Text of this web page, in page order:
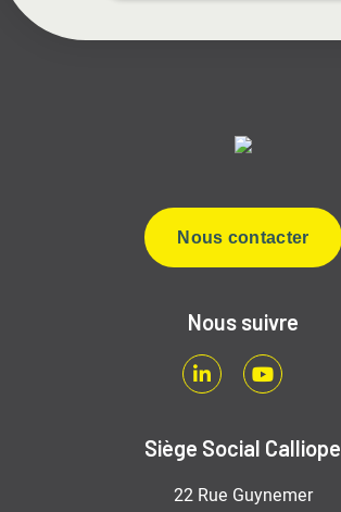
Nous contacter
Nous suivre
LinkedInYoutube
Siège Social Calliope
22 Rue Guynemer